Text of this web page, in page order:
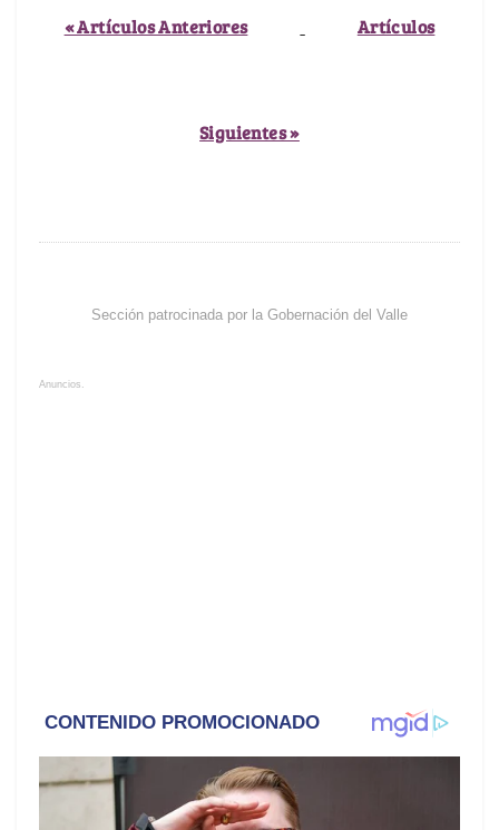
« Artículos Anteriores Artículos
Siguientes »
Sección patrocinada por la Gobernación del Valle
Anuncios.